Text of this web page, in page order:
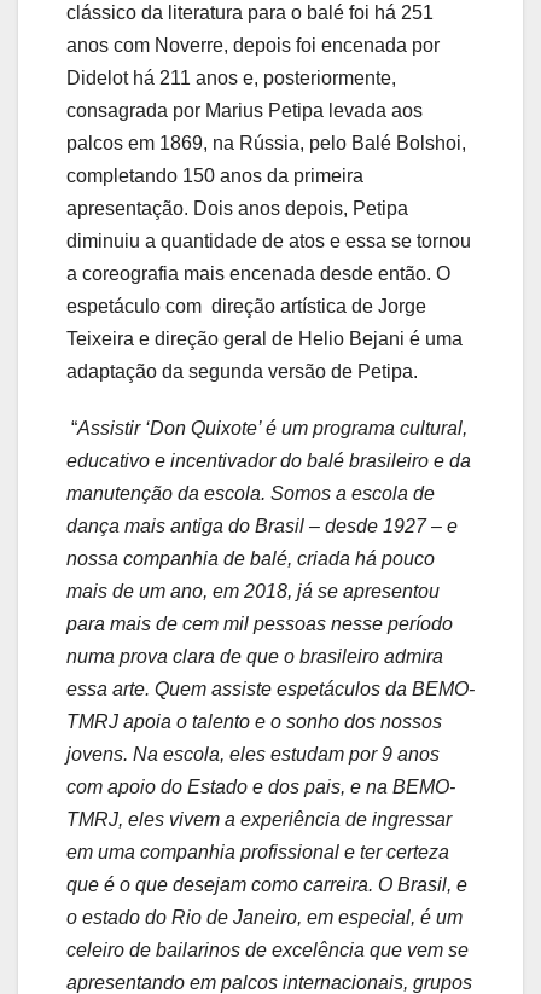
clássico da literatura para o balé foi há 251
anos com Noverre, depois foi encenada por
Didelot há 211 anos e, posteriormente,
consagrada por Marius Petipa levada aos
palcos em 1869, na Rússia, pelo Balé Bolshoi,
completando 150 anos da primeira
apresentação. Dois anos depois, Petipa
diminuiu a quantidade de atos e essa se tornou
a coreografia mais encenada desde então. O
espetáculo com direção artística de Jorge
Teixeira e direção geral de Helio Bejani é uma
adaptação da segunda versão de Petipa.
“Assistir ‘Don Quixote’ é um programa cultural,
educativo e incentivador do balé brasileiro e da
manutenção da escola. Somos a escola de
dança mais antiga do Brasil – desde 1927 – e
nossa companhia de balé, criada há pouco
mais de um ano, em 2018, já se apresentou
para mais de cem mil pessoas nesse período
numa prova clara de que o brasileiro admira
essa arte. Quem assiste espetáculos da BEMO-
TMRJ apoia o talento e o sonho dos nossos
jovens. Na escola, eles estudam por 9 anos
com apoio do Estado e dos pais, e na BEMO-
TMRJ, eles vivem a experiência de ingressar
em uma companhia profissional e ter certeza
que é o que desejam como carreira. O Brasil, e
o estado do Rio de Janeiro, em especial, é um
celeiro de bailarinos de excelência que vem se
apresentando em palcos internacionais, grupos